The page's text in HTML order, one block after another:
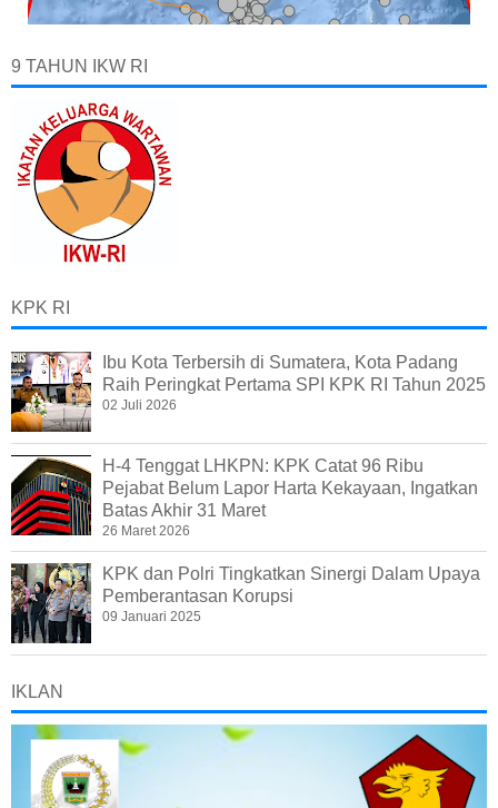
9 TAHUN IKW RI
KPK RI
Ibu Kota Terbersih di Sumatera, Kota Padang
Raih Peringkat Pertama SPI KPK RI Tahun 2025
02 Juli 2026
H-4 Tenggat LHKPN: KPK Catat 96 Ribu
Pejabat Belum Lapor Harta Kekayaan, Ingatkan
Batas Akhir 31 Maret
26 Maret 2026
KPK dan Polri Tingkatkan Sinergi Dalam Upaya
Pemberantasan Korupsi
09 Januari 2025
IKLAN